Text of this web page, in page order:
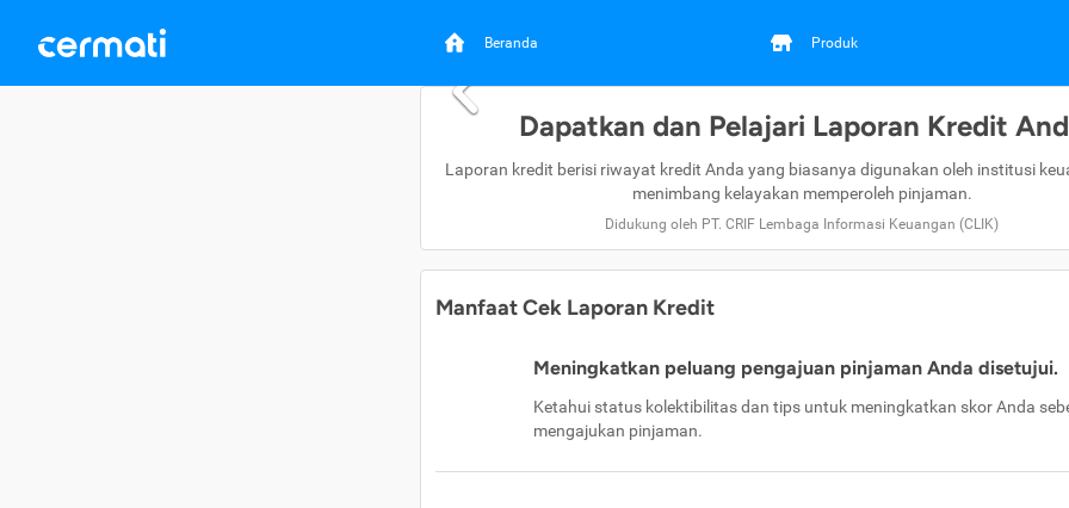
Beranda Produk
Dapatkan dan Pelajari Laporan Kredit
Laporan kredit berisi riwayat kredit Anda yang biasanya digunakan oleh institusi
menimbang kelayakan memperoleh pinjaman.
Didukung oleh PT. CRIF Lembaga Informasi Keuangan (CLIK)
Manfaat Cek Laporan Kredit
Meningkatkan peluang pengajuan pinjaman Anda disetujui.
Ketahui status kolektibilitas dan tips untuk meningkatkan skor Anda
mengajukan pinjaman.